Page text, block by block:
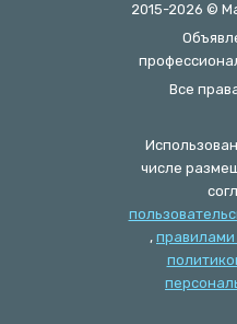
2015-2026 ©
Все
числе
,